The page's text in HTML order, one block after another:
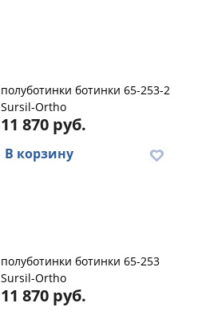
полуботинки ботинки 65-253-2
Sursil-Ortho
11 870 руб.
В корзину
полуботинки ботинки 65-253
Sursil-Ortho
11 870 руб.